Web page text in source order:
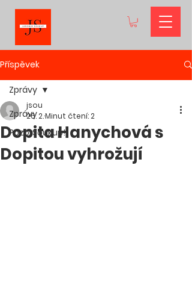
Příspěvek
Zprávy
PozorSoukup!
Zprávy
Dopita Hanychová s
Dopitou vyhrožují
jsou
26. 2.Minut čtení: 2